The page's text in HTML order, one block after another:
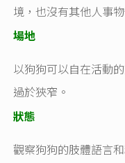
境，也沒有其他人事
場地
以狗狗可以自在活動
過於狹窄。
狀態
觀察狗狗的肢體語言